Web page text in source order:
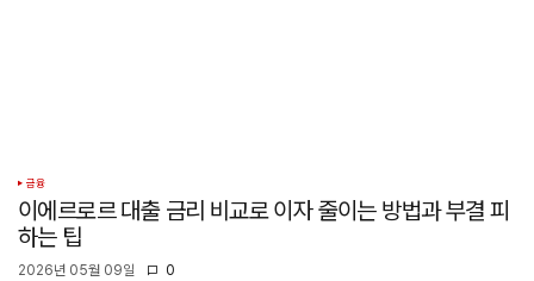
금융
이에르로르 대출 금리 비교로 이자 줄이는 방법과 부결 피
하는 팁
2026년 05월 09일 0